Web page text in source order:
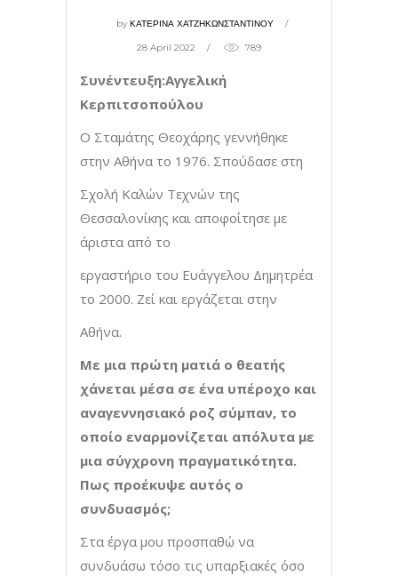
byΚΑΤΕΡΙΝΑ ΧΑΤΖΗΚΩΝΣΤΑΝΤΙΝΟΥ
28 April 2022 789
Συνέντευξη:Αγγελική
Κερπιτσοπούλου
Ο Σταμάτης Θεοχάρης γεννήθηκε
στην Αθήνα το 1976. Σπούδασε στη
Σχολή Καλών Τεχνών της
Θεσσαλονίκης και αποφοίτησε με
άριστα από το
εργαστήριο του Ευάγγελου Δημητρέα
το 2000. Ζεί και εργάζεται στην
Αθήνα.
Με μια πρώτη ματιά ο θεατής
χάνεται μέσα σε ένα υπέροχο και
αναγεννησιακό ροζ σύμπαν, το
οποίο εναρμονίζεται απόλυτα με
μια σύγχρονη πραγματικότητα.
Πως προέκυψε αυτός ο
συνδυασμός;
Στα έργα μου προσπαθώ να
συνδυάσω τόσο τις υπαρξιακές όσο